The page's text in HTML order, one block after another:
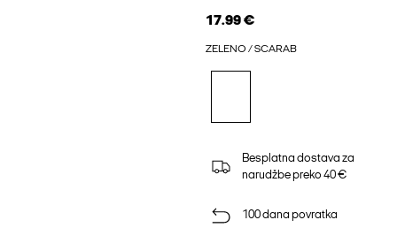
17.99 €
ZELENO / SCARAB
Besplatna dostava za
narudžbe preko 40 €
100 dana povratka